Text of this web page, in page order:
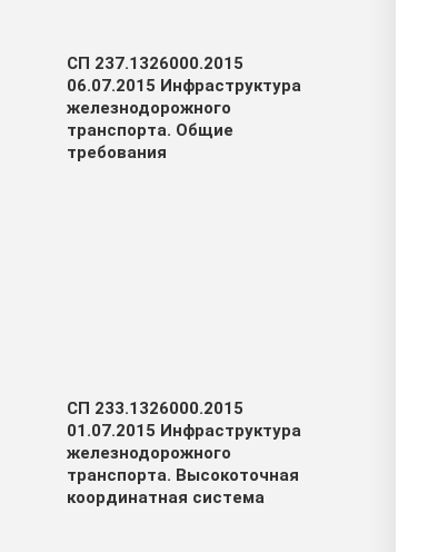
СП 237.1326000.2015
06.07.2015 Инфраструктура
железнодорожного
транспорта. Общие
требования
СП 233.1326000.2015
01.07.2015 Инфраструктура
железнодорожного
транспорта. Высокоточная
координатная система